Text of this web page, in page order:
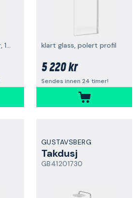
med servantarmatur, 160 c/c, krom klart glass, polert profil
5 220 kr
Sendes innen 24 timer!
GUSTAVSBERG
Takdusj
GB41201730